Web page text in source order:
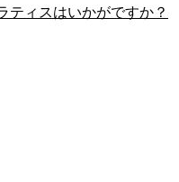
ティスはいかがですか？